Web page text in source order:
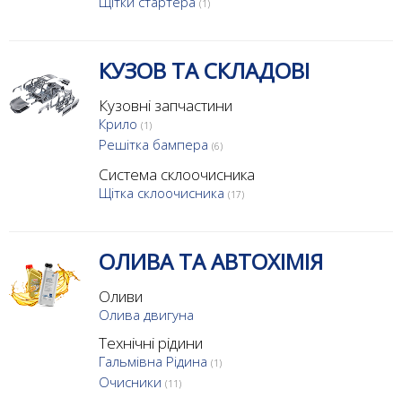
(1)
КУЗОВ ТА СКЛАДОВІ
Кузовні запчастини
Крило (1)
Решітка бампера (6)
Система склоочисника
Щітка склоочисника (17)
ОЛИВА ТА АВТОХІМІЯ
Оливи
Олива двигуна
Технічні рідини
Гальмівна Рідина (1)
Очисники (11)